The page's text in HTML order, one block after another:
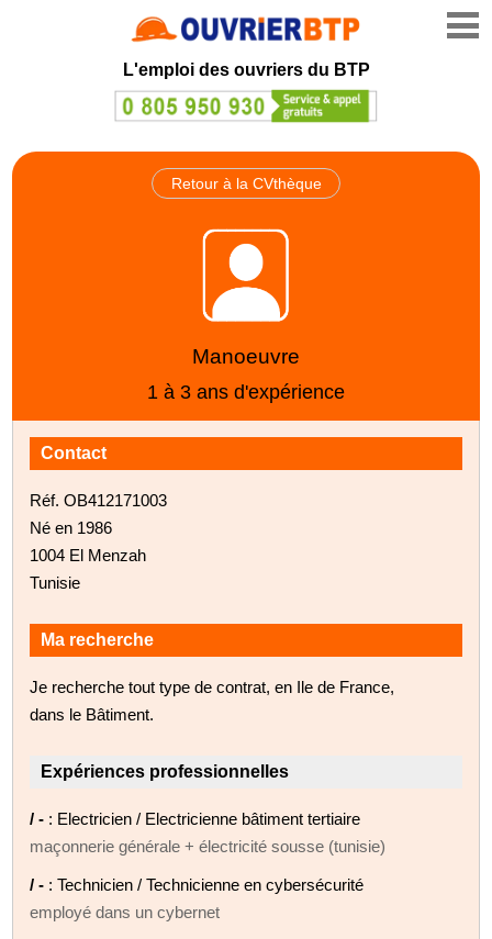
L'emploi des ouvriers du BTP
Retour à la CVthèque
Manoeuvre
1 à 3 ans d'expérience
Contact
Réf. OB412171003
Né en 1986
1004 El Menzah
Tunisie
Ma recherche
Je recherche tout type de contrat, en Ile de France,
dans le Bâtiment.
Expériences professionnelles
/ - : Electricien / Electricienne bâtiment tertiaire
maçonnerie générale + électricité sousse (tunisie)
/ - : Technicien / Technicienne en cybersécurité
employé dans un cybernet